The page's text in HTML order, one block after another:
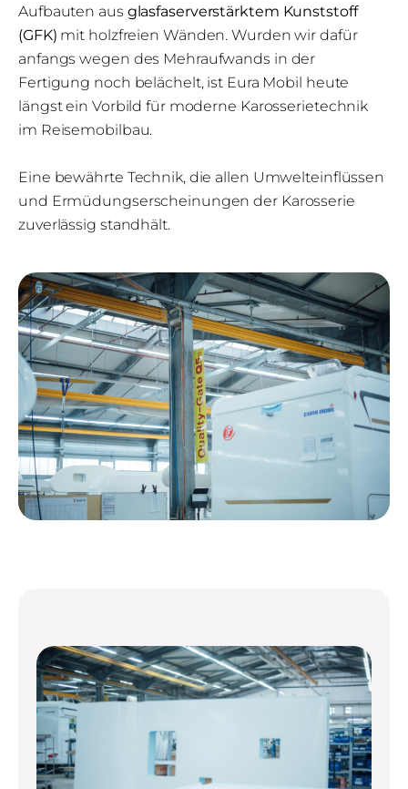
Aufbauten aus glasfaserverstärktem Kunststoff
(GFK) mit holzfreien Wänden. Wurden wir dafür
anfangs wegen des Mehraufwands in der
Fertigung noch belächelt, ist Eura Mobil heute
längst ein Vorbild für moderne Karosserietechnik
im Reisemobilbau.
Eine bewährte Technik, die allen Umwelteinflüssen
und Ermüdungserscheinungen der Karosserie
zuverlässig standhält.